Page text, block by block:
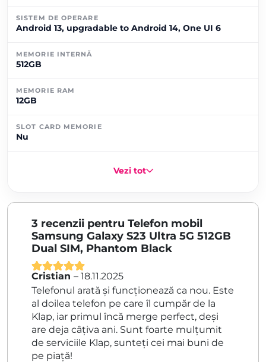
SISTEM DE OPERARE
Android 13, upgradable to Android 14, One UI 6
MEMORIE INTERNĂ
512GB
MEMORIE RAM
12GB
SLOT CARD MEMORIE
Nu
Vezi tot
3 recenzii pentru Telefon mobil
Samsung Galaxy S23 Ultra 5G 512GB
Dual SIM, Phantom Black
Evaluat la
5
din 5
Cristian – 18.11.2025
Telefonul arată și funcționează ca nou. Este
al doilea telefon pe care îl cumpăr de la
Klap, iar primul încă merge perfect, deși
are deja câțiva ani. Sunt foarte mulțumit
de serviciile Klap, sunteți cei mai buni de
pe piață!